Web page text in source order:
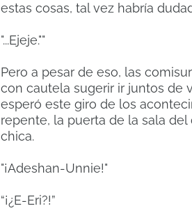
estas cosas, tal vez habría
"...Ejeje.""
Pero a pesar de eso, las
con cautela sugerir ir juntos de
esperó este giro de los
repente, la puerta de la sala
chica.
"¡Adeshan-Unnie!"
“¡¿E-Eri?!”